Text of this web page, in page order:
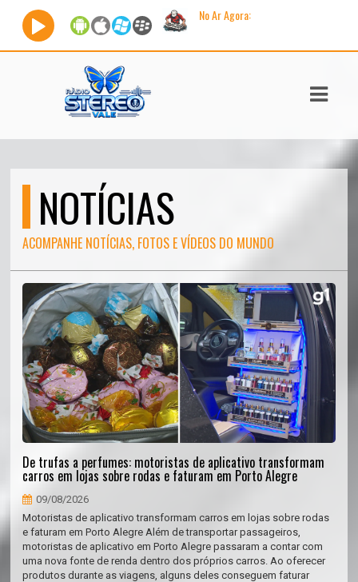
No Ar Agora:
NOTÍCIAS
ACOMPANHE NOTÍCIAS, FOTOS E VÍDEOS DO MUNDO
De trufas a perfumes: motoristas de aplicativo transformam
carros em lojas sobre rodas e faturam em Porto Alegre
09/08/2026
Motoristas de aplicativo transformam carros em lojas sobre rodas
e faturam em Porto Alegre Além de transportar passageiros,
motoristas de aplicativo em Porto Alegre passaram a contar com
uma nova fonte de renda dentro dos próprios carros. Ao oferecer
produtos durante as viagens, alguns deles conseguem faturar